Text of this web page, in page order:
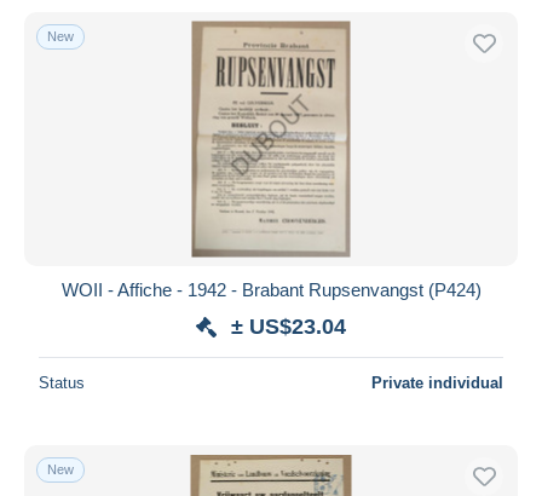
New
WOII - Affiche - 1942 - Brabant Rupsenvangst (P424)
± US$23.04
Status Private individual
New